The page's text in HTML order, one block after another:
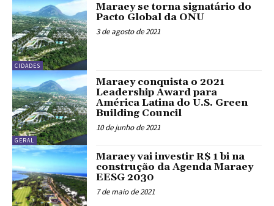
CIDADES
Maraey se torna signatário do
Pacto Global da ONU
3 de agosto de 2021
GERAL
Maraey conquista o 2021
Leadership Award para
América Latina do U.S. Green
Building Council
10 de junho de 2021
Maraey vai investir R$ 1 bi na
construção da Agenda Maraey
EESG 2030
7 de maio de 2021